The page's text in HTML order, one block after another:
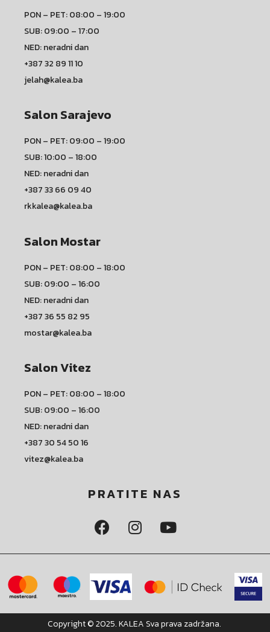
PON – PET: 08:00 – 19:00
SUB: 09:00 – 17:00
NED: neradni dan
+387 32 89 11 10
jelah@kalea.ba
Salon Sarajevo
PON – PET: 09:00 – 19:00
SUB: 10:00 – 18:00
NED: neradni dan
+387 33 66 09 40
rkkalea@kalea.ba
Salon Mostar
PON – PET: 08:00 – 18:00
SUB: 09:00 – 16:00
NED: neradni dan
+387 36 55 82 95
mostar@kalea.ba
Salon Vitez
PON – PET: 08:00 – 18:00
SUB: 09:00 – 16:00
NED: neradni dan
+387 30 54 50 16
vitez@kalea.ba
PRATITE NAS
Copyright © 2025. KALEA Sva prava zadržana.